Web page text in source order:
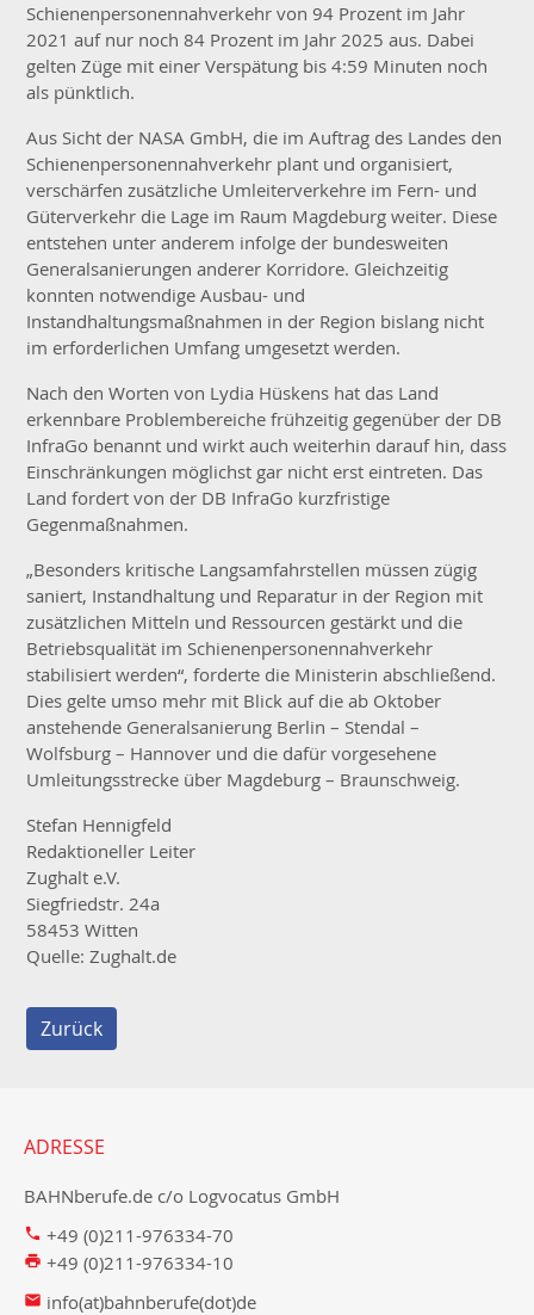
Schienenpersonennahverkehr von 94 Prozent im Jahr
2021 auf nur noch 84 Prozent im Jahr 2025 aus. Dabei
gelten Züge mit einer Verspätung bis 4:59 Minuten noch
als pünktlich.
Aus Sicht der NASA GmbH, die im Auftrag des Landes den
Schienenpersonennahverkehr plant und organisiert,
verschärfen zusätzliche Umleiterverkehre im Fern- und
Güterverkehr die Lage im Raum Magdeburg weiter. Diese
entstehen unter anderem infolge der bundesweiten
Generalsanierungen anderer Korridore. Gleichzeitig
konnten notwendige Ausbau- und
Instandhaltungsmaßnahmen in der Region bislang nicht
im erforderlichen Umfang umgesetzt werden.
Nach den Worten von Lydia Hüskens hat das Land
erkennbare Problembereiche frühzeitig gegenüber der DB
InfraGo benannt und wirkt auch weiterhin darauf hin, dass
Einschränkungen möglichst gar nicht erst eintreten. Das
Land fordert von der DB InfraGo kurzfristige
Gegenmaßnahmen.
„Besonders kritische Langsamfahrstellen müssen zügig
saniert, Instandhaltung und Reparatur in der Region mit
zusätzlichen Mitteln und Ressourcen gestärkt und die
Betriebsqualität im Schienenpersonennahverkehr
stabilisiert werden“, forderte die Ministerin abschließend.
Dies gelte umso mehr mit Blick auf die ab Oktober
anstehende Generalsanierung Berlin – Stendal –
Wolfsburg – Hannover und die dafür vorgesehene
Umleitungsstrecke über Magdeburg – Braunschweig.
Stefan Hennigfeld
Redaktioneller Leiter
Zughalt e.V.
Siegfriedstr. 24a
58453 Witten
Quelle: Zughalt.de
Zurück
ADRESSE
BAHNberufe.de c/o Logvocatus GmbH
+49 (0)211-976334-70
+49 (0)211-976334-10
info(at)bahnberufe(dot)de